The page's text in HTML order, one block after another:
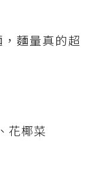
麵量真的超
花椰菜